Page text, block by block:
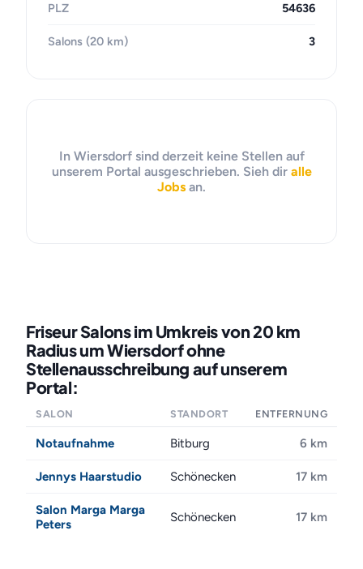
PLZ 54636
Salons (20 km) 3
In Wiersdorf sind derzeit keine Stellen auf
unserem Portal ausgeschrieben. Sieh dir alle
Jobs an.
Friseur Salons im Umkreis von 20 km
Radius um Wiersdorf ohne
Stellenausschreibung auf unserem
Portal:
SALON STANDORT ENTFERNUNG
Notaufnahme Bitburg 6 km
Jennys Haarstudio Schönecken 17 km
Salon Marga Marga
Peters
Schönecken 17 km